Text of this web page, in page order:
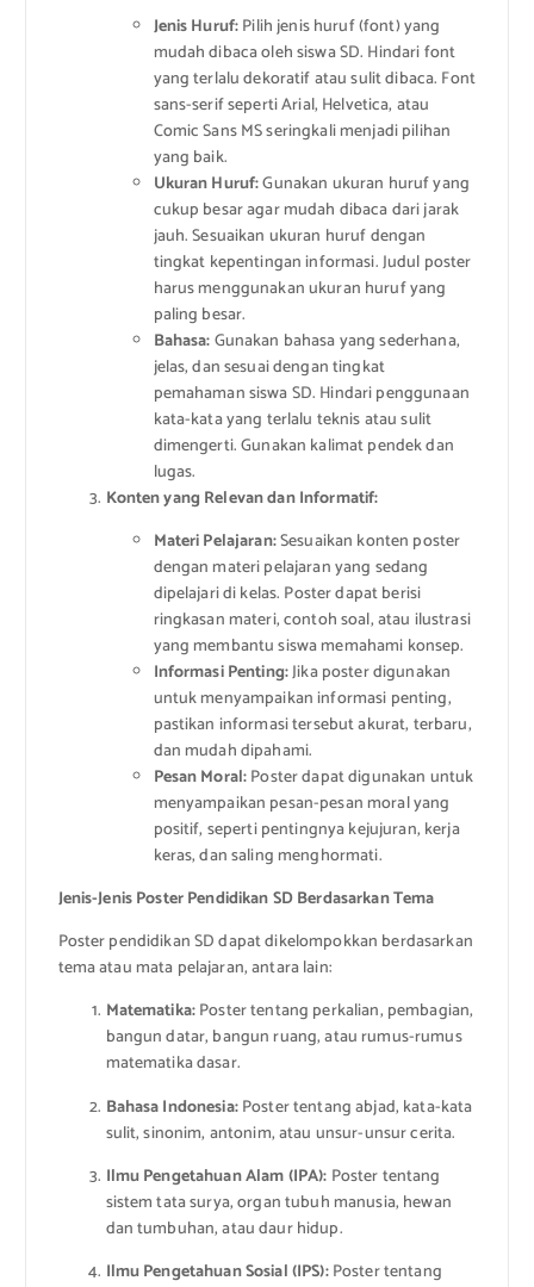
Jenis Huruf:Pilih jenis huruf (font) yang
mudah dibaca oleh siswa SD. Hindari font
yang terlalu dekoratif atau sulit dibaca. Font
sans-serif seperti Arial, Helvetica, atau
Comic Sans MS seringkali menjadi pilihan
yang baik.
Ukuran Huruf:Gunakan ukuran huruf yang
cukup besar agar mudah dibaca dari jarak
jauh. Sesuaikan ukuran huruf dengan
tingkat kepentingan informasi. Judul poster
harus menggunakan ukuran huruf yang
paling besar.
Bahasa:Gunakan bahasa yang sederhana,
jelas, dan sesuai dengan tingkat
pemahaman siswa SD. Hindari penggunaan
kata-kata yang terlalu teknis atau sulit
dimengerti. Gunakan kalimat pendek dan
lugas.
Konten yang Relevan dan Informatif:
Materi Pelajaran:Sesuaikan konten poster
dengan materi pelajaran yang sedang
dipelajari di kelas. Poster dapat berisi
ringkasan materi, contoh soal, atau ilustrasi
yang membantu siswa memahami konsep.
Informasi Penting:Jika poster digunakan
untuk menyampaikan informasi penting,
pastikan informasi tersebut akurat, terbaru,
dan mudah dipahami.
Pesan Moral:Poster dapat digunakan untuk
menyampaikan pesan-pesan moral yang
positif, seperti pentingnya kejujuran, kerja
keras, dan saling menghormati.
Jenis-Jenis Poster Pendidikan SD Berdasarkan Tema
Poster pendidikan SD dapat dikelompokkan berdasarkan
tema atau mata pelajaran, antara lain:
Matematika:Poster tentang perkalian, pembagian,
bangun datar, bangun ruang, atau rumus-rumus
matematika dasar.
Bahasa Indonesia:Poster tentang abjad, kata-kata
sulit, sinonim, antonim, atau unsur-unsur cerita.
Ilmu Pengetahuan Alam (IPA): Poster tentang
sistem tata surya, organ tubuh manusia, hewan
dan tumbuhan, atau daur hidup.
Ilmu Pengetahuan Sosial (IPS):Poster tentang